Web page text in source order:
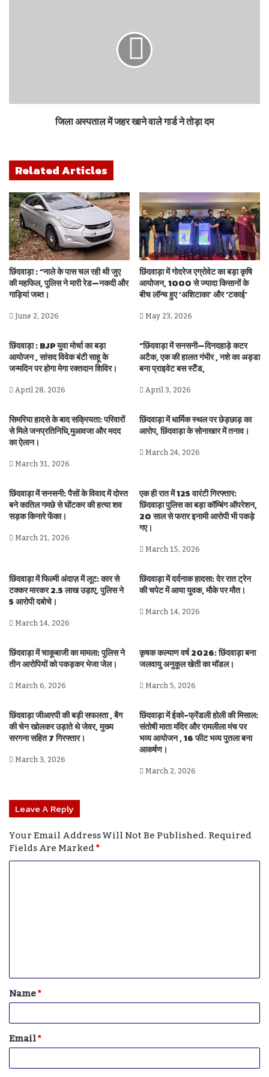
जिला अस्पताल में जहर खाने वाले गार्ड ने तोड़ा दम
Related Articles
छिंदवाड़ा : “नाले के पास चल रही थी जुए
की महफिल, पुलिस ने मारी रेड—नकदी और
गाड़ियां जब्त।
June 2, 2026
छिंदवाड़ा में गोदरेज एग्रोवेट का बड़ा कृषि
आयोजन, 1000 से ज्यादा किसानों के
बीच लॉन्च हुए ‘अशिटाका’ और ‘टकाई’
May 23, 2026
छिंदवाड़ा : BJP युवा मोर्चा का बड़ा
आयोजन , सांसद विवेक बंटी साहू के
जन्मदिन पर होगा मेगा रक्तदान शिविर।
April 28, 2026
“छिंदवाड़ा में सनसनी—दिनदहाड़े कटर
अटैक, एक की हालत गंभीर , नशे का अड्डा
बना प्राइवेट बस स्टैंड,
April 3, 2026
सिमरिया हादसे के बाद सक्रियता: परिवारों
से मिले जनप्रतिनिधि,मुआवजा और मदद
का ऐलान।
March 31, 2026
छिंदवाड़ा में धार्मिक स्थल पर छेड़छाड़ का
आरोप, छिंदवाड़ा के सोनाखार में तनाव।
March 24, 2026
छिंदवाड़ा में सनसनी: पैसों के विवाद में दोस्त
बने कातिल गमछे से घोंटकर की हत्या शव
सड़क किनारे फेंका।
March 21, 2026
एक ही रात में 125 वारंटी गिरफ्तार:
छिंदवाड़ा पुलिस का बड़ा कॉम्बिंग ऑपरेशन,
20 साल से फरार इनामी आरोपी भी पकड़े
गए।
March 15, 2026
छिंदवाड़ा में फिल्मी अंदाज़ में लूट: कार से
टक्कर मारकर 2.5 लाख उड़ाए, पुलिस ने
5 आरोपी दबोचे।
March 14, 2026
छिंदवाड़ा में दर्दनाक हादसा: देर रात ट्रेन
की चपेट में आया युवक, मौके पर मौत।
March 14, 2026
छिंदवाड़ा में चाकूबाजी का मामला: पुलिस ने
तीन आरोपियों को पकड़कर भेजा जेल।
March 6, 2026
कृषक कल्याण वर्ष 2026: छिंदवाड़ा बना
जलवायु अनुकूल खेती का मॉडल।
March 5, 2026
छिंदवाड़ा जीआरपी की बड़ी सफलता , बैग
की चेन खोलकर उड़ाते थे जेवर, मुख्य
सरगना सहित 7 गिरफ्तार।
March 3, 2026
छिंदवाड़ा में ईको-फ्रेंडली होली की मिसाल:
संतोषी माता मंदिर और रामलीला मंच पर
भव्य आयोजन , 16 फीट भव्य पुतला बना
आकर्षण।
March 2, 2026
Leave A Reply
Your Email Address Will Not Be Published.Required
Fields Are Marked*
T
*
Name*
Email*